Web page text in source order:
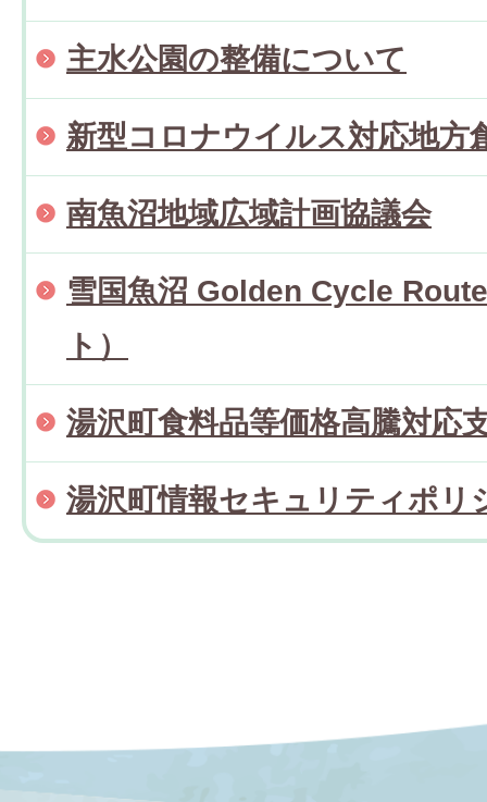
主水公園の整備について
新型コロナウイルス対応地方
南魚沼地域広域計画協議会
雪国魚沼 Golden Cycle
ト）
湯沢町食料品等価格高騰対応
湯沢町情報セキュリティポリ